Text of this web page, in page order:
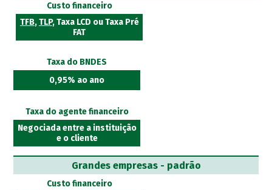
Custo financeiro
TFB,TLP, Taxa LCD ou Taxa Pré
FAT
Taxa do BNDES
0,95% ao ano
Taxa do agente financeiro
Negociada entre a instituição
e o cliente
Grandes empresas - padrão
Custo financeiro